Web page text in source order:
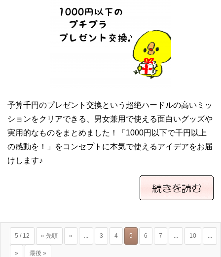
予算千円のプレゼント交換という超絶ハードルの高いミッ
ションをクリアできる、男女兼用で使える面白いグッズや
実用的なものをまとめました！「1000円以下で千円以上
の感動を！」をコンセプトに本気で使えるアイデアをお届
けします♪
5 / 12 « 先頭 « 3 4 5 6 7 10
» 最後 »